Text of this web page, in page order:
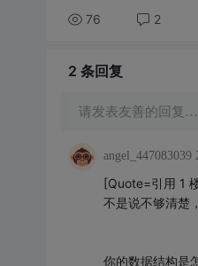
76 2
2 条回复
请发表友善的回复…
angel_447083039
[Quote=引用 1
不是说不够清楚
你的数据结构是